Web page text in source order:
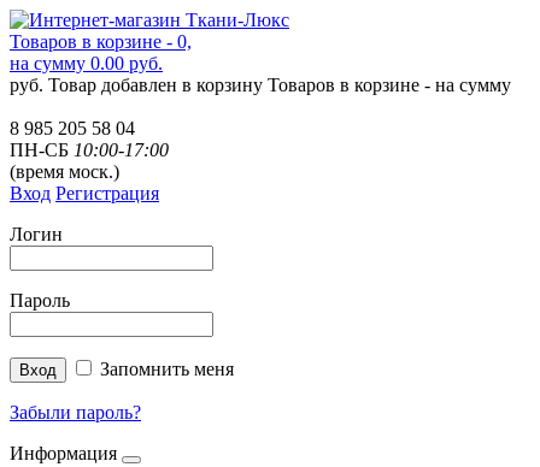
Товаров в корзине - 0,
на сумму 0.00 руб.
руб. Товар добавлен в корзину Товаров в корзине - на сумму
8 985 205 58 04
ПН-СБ 10:00-17:00
(время моск.)
Вход Регистрация
Логин
Пароль
Запомнить меня
Забыли пароль?
Информация